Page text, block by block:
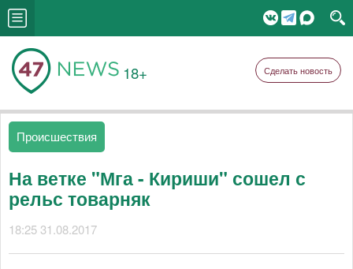
18+ Сделать новость
Происшествия
На ветке "Мга - Кириши" сошел с
рельс товарняк
18:25 31.08.2017